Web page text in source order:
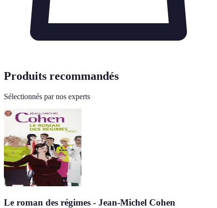
Produits recommandés
Sélectionnés par nos experts
Le roman des régimes - Jean-Michel Cohen